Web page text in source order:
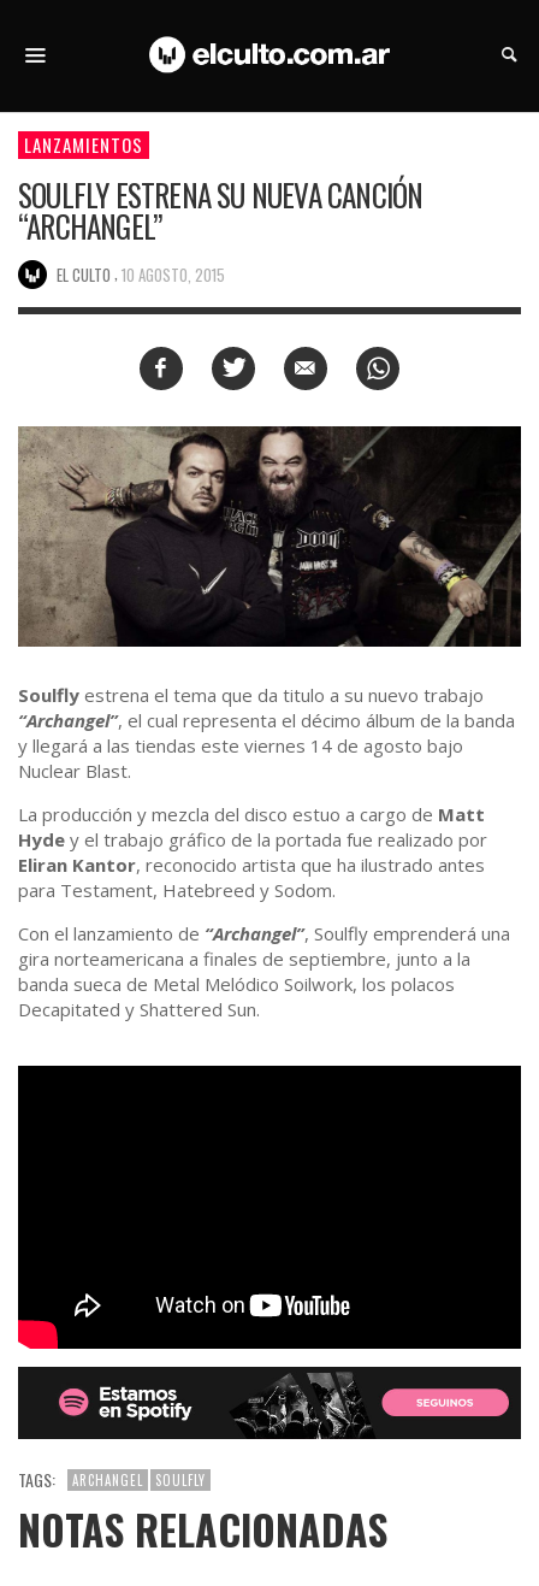
LANZAMIENTOS
SOULFLY ESTRENA SU NUEVA CANCIÓN
“ARCHANGEL”
EL CULTO 10 AGOSTO, 2015
Soulfly estrena el tema que da titulo a su nuevo trabajo
“Archangel”, el cual representa el décimo álbum de la banda
y llegará a las tiendas este viernes 14 de agosto bajo
Nuclear Blast.
La producción y mezcla del disco estuo a cargo de Matt
Hyde y el trabajo gráfico de la portada fue realizado por
Eliran Kantor, reconocido artista que ha ilustrado antes
para Testament, Hatebreed y Sodom.
Con el lanzamiento de “Archangel”, Soulfly emprenderá una
gira norteamericana a finales de septiembre, junto a la
banda sueca de Metal Melódico Soilwork, los polacos
Decapitated y Shattered Sun.
TAGS: ARCHANGEL SOULFLY
NOTAS RELACIONADAS